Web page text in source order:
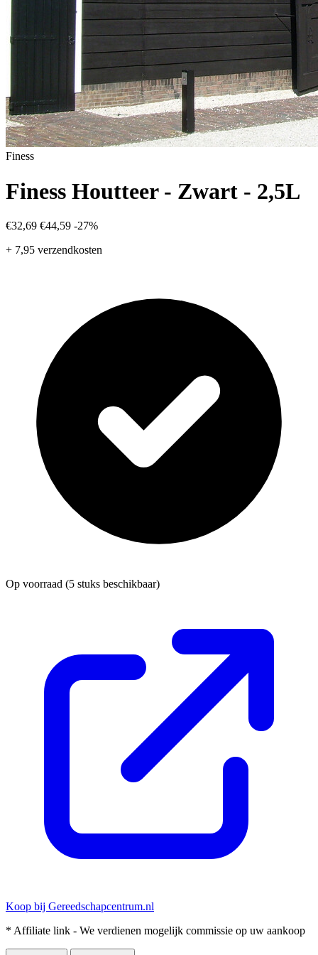
Finess
Finess Houtteer - Zwart - 2,5L
€32,69 €44,59 -27%
+ 7,95 verzendkosten
Op voorraad (5 stuks beschikbaar)
Koop bij Gereedschapcentrum.nl
* Affiliate link - We verdienen mogelijk commissie op uw aankoop